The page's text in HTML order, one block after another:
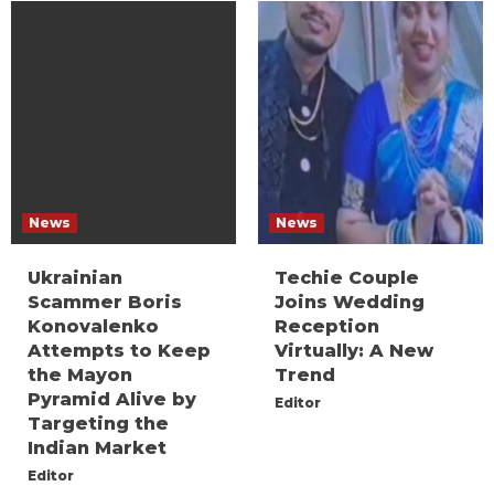
News
Ukrainian
Scammer Boris
Konovalenko
Attempts to Keep
the Mayon
Pyramid Alive by
Targeting the
Indian Market
Editor
News
Techie Couple
Joins Wedding
Reception
Virtually: A New
Trend
Editor